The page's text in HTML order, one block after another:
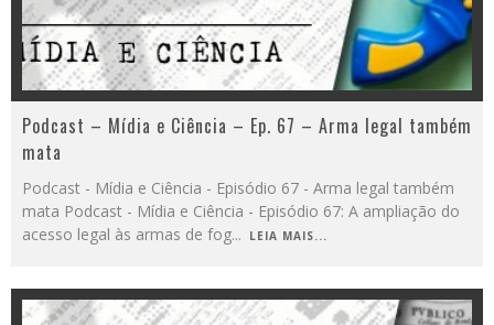
Podcast – Mídia e Ciência – Ep. 67 – Arma legal também
mata
Podcast - Mídia e Ciência - Episódio 67 - Arma legal também
mata Podcast - Mídia e Ciência - Episódio 67: A ampliação do
acesso legal às armas de fog... LEIA MAIS...